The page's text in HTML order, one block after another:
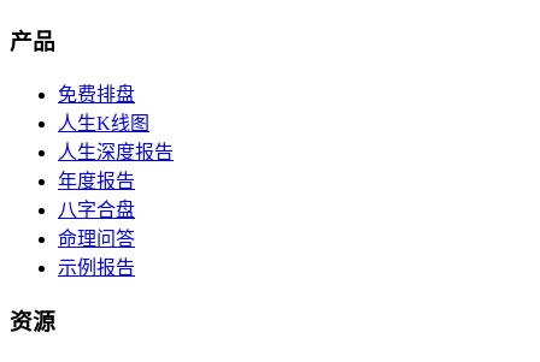
产品
免费排盘
人生K线图
人生深度报告
年度报告
八字合盘
命理问答
示例报告
资源